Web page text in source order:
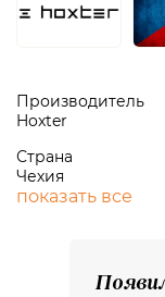
Производитель
Hoxter
Страна
Чехия
показать все